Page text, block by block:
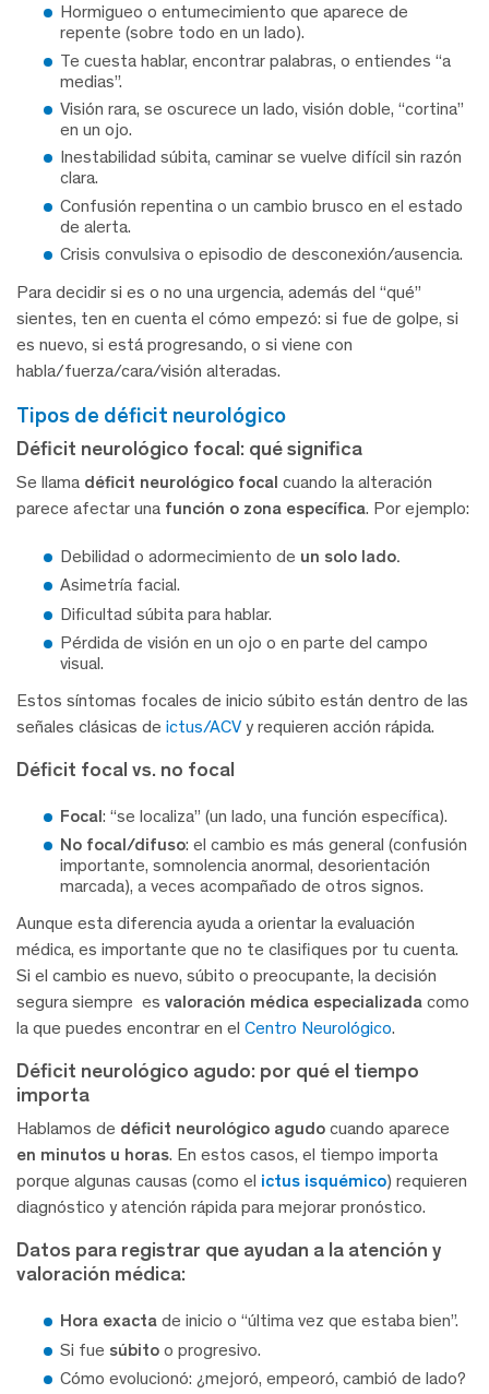
Hormigueo o entumecimiento que aparece de
repente (sobre todo en un lado).
Te cuesta hablar, encontrar palabras, o entiendes “a
medias”.
Visión rara, se oscurece un lado, visión doble, “cortina”
en un ojo.
Inestabilidad súbita, caminar se vuelve difícil sin razón
clara.
Confusión repentina o un cambio brusco en el estado
de alerta.
Crisis convulsiva o episodio de desconexión/ausencia.
Para decidir si es o no una urgencia, además del “qué”
sientes, ten en cuenta el cómo empezó: si fue de golpe, si
es nuevo, si está progresando, o si viene con
habla/fuerza/cara/visión alteradas.
tipos de déficit neurológico
Déficit neurológico focal: qué significa
Se llama déficit neurológico focal cuando la alteración
parece afectar una función o zona específica. Por ejemplo:
Debilidad o adormecimiento de un solo lado.
Asimetría facial.
Dificultad súbita para hablar.
Pérdida de visión en un ojo o en parte del campo
visual.
Estos síntomas focales de inicio súbito están dentro de las
señales clásicas de ictus/ACV y requieren acción rápida.
Déficit focal vs. no focal
Focal: “se localiza” (un lado, una función específica).
No focal/difuso: el cambio es más general (confusión
importante, somnolencia anormal, desorientación
marcada), a veces acompañado de otros signos.
Aunque esta diferencia ayuda a orientar la evaluación
médica, es importante que no te clasifiques por tu cuenta.
Si el cambio es nuevo, súbito o preocupante, la decisión
segura siempre es valoración médica especializada como
la que puedes encontrar en el Centro Neurológico.
Déficit neurológico agudo: por qué el tiempo
importa
Hablamos de déficit neurológico agudo cuando aparece
en minutos u horas. En estos casos, el tiempo importa
porque algunas causas (como el ictus isquémico) requieren
diagnóstico y atención rápida para mejorar pronóstico.
Datos para registrar que ayudan a la atención y
valoración médica:
Hora exacta de inicio o “última vez que estaba bien”.
Si fue súbito o progresivo.
Cómo evolucionó: ¿mejoró, empeoró, cambió de lado?